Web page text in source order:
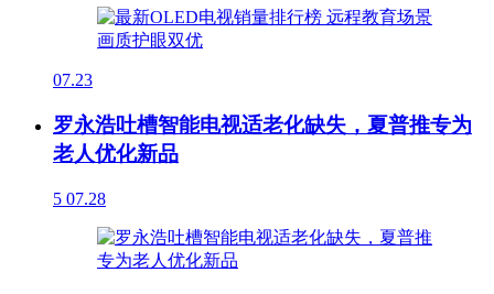
07.23
罗永浩吐槽智能电视适老化缺失，夏普推专为
老人优化新品
5 07.28